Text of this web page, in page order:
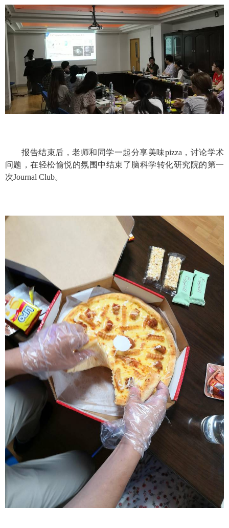
报告结束后，老师和同学一起分享美味pizza ，讨论学术
问题，在轻松愉悦的氛围中结束了脑科学转化研究院的第一
次Journal Club。